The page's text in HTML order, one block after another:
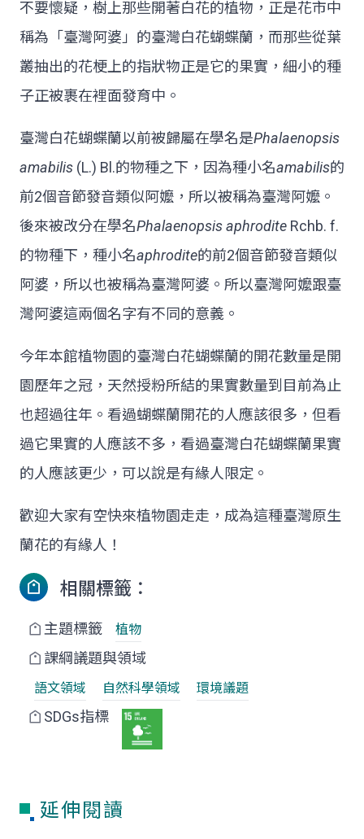
不要懷疑，樹上那些開著白花的植物，正是花市中
稱為「臺灣阿婆」的臺灣白花蝴蝶蘭，而那些從葉
叢抽出的花梗上的指狀物正是它的果實，細小的種
子正被裹在裡面發育中。
臺灣白花蝴蝶蘭以前被歸屬在學名是Phalaenopsis
amabilis (L.) Bl.的物種之下，因為種小名amabilis的
前2個音節發音類似阿嬤，所以被稱為臺灣阿嬤。
後來被改分在學名Phalaenopsis aphrodite Rchb. f.
的物種下，種小名aphrodite的前2個音節發音類似
阿婆，所以也被稱為臺灣阿婆。所以臺灣阿嬤跟臺
灣阿婆這兩個名字有不同的意義。
今年本館植物園的臺灣白花蝴蝶蘭的開花數量是開
園歷年之冠，天然授粉所結的果實數量到目前為止
也超過往年。看過蝴蝶蘭開花的人應該很多，但看
過它果實的人應該不多，看過臺灣白花蝴蝶蘭果實
的人應該更少，可以說是有緣人限定。
歡迎大家有空快來植物園走走，成為這種臺灣原生
蘭花的有緣人！
相關標籤：
主題標籤 植物
課綱議題與領域
語文領域 自然科學領域 環境議題
SDGs指標
延伸閱讀